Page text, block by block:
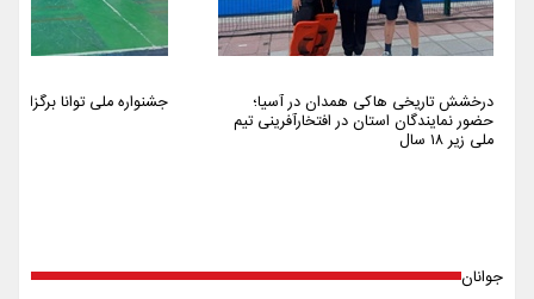
درخشش تاریخی هاکی همدان در آسیا؛
حضور نمایندگان استان در افتخارآفرینی تیم
ملی زیر ۱۸ سال
جشنواره ملی توانا برگزار شد
جوانان